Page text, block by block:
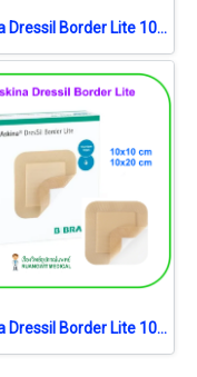
Askina Dressil Border Lite 10x20 cm (1 แผ่น)
Askina Dressil Border Lite 10x10cm (1 แผ่น)